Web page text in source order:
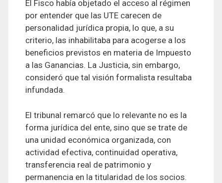
El Fisco había objetado el acceso al régimen
por entender que las UTE carecen de
personalidad jurídica propia, lo que, a su
criterio, las inhabilitaba para acogerse a los
beneficios previstos en materia de Impuesto
a las Ganancias. La Justicia, sin embargo,
consideró que tal visión formalista resultaba
infundada.
El tribunal remarcó que lo relevante no es la
forma jurídica del ente, sino que se trate de
una unidad económica organizada, con
actividad efectiva, continuidad operativa,
transferencia real de patrimonio y
permanencia en la titularidad de los socios.